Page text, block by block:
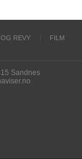
REVY
FILM
Sandnes